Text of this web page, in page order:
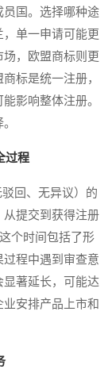
员国。选择哪种途
单一申请可能更
，欧盟商标则更
标是统一注册，
影响整体注册。
过程
回、无异议）的
提交到获得注册
个时间包括了形
程中遇到审查意
著延长，可能达
安排产品上市和